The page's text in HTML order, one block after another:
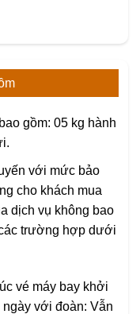
gồm: 05 kg hành
với mức bảo
cho khách mua
dịch vụ không bao
trường hợp dưới
vé máy bay khởi
với đoàn: Vẫn